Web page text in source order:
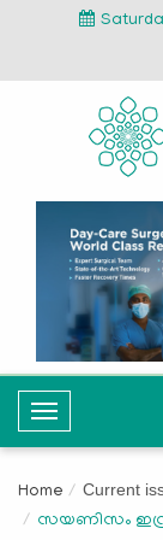
T
o
g
l
Home Current
സയണിസം